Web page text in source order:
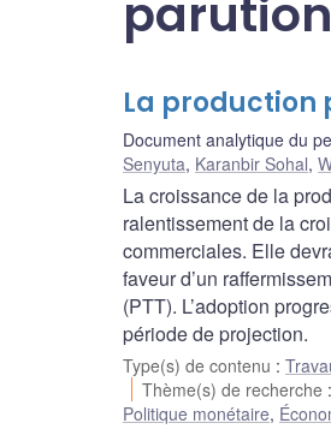
La production
Document analytique du
Senyuta, Karanbir Sohal,
La croissance de la
ralentissement de la
commerciales. Elle
faveur d’un
(PTT). L’adoption
période de projection.
Type(s) de contenu :
Thème(s) de recherche :
Politique monétaire,